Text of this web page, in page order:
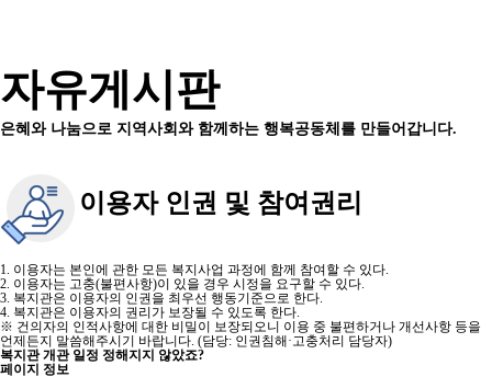
자유게시판
은혜와 나눔으로 지역사회와 함께하는 행복공동체를 만들어갑니다.
이용자 인권 및 참여권리
1. 이용자는 본인에 관한 모든 복지사업 과정에 함께 참여할 수 있다.
2. 이용자는 고충(불편사항)이 있을 경우 시정을 요구할 수 있다.
3. 복지관은 이용자의 인권을 최우선 행동기준으로 한다.
4. 복지관은 이용자의 권리가 보장될 수 있도록 한다.
※ 건의자의 인적사항에 대한 비밀이 보장되오니 이용 중 불편하거나 개선사항 등을
언제든지 말씀해주시기 바랍니다. (담당: 인권침해·고충처리 담당자)
복지관 개관 일정 정해지지 않았죠?
페이지 정보